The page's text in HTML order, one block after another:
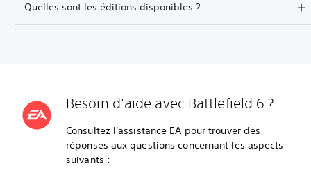
Quelles sont les éditions disponibles ?
Besoin d'aide avec Battlefield 6 ?
Consultez l'assistance EA pour trouver des
réponses aux questions concernant les aspects
suivants :